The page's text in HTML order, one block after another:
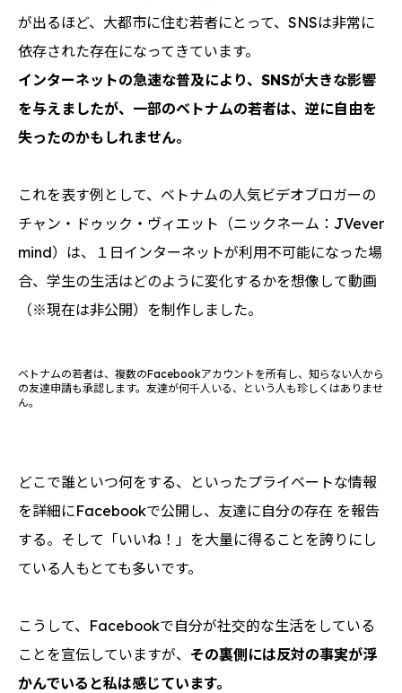
が出るほど、大都市に住む若者にとって、SNSは非常に
依存された存在になってきています。
インターネットの急速な普及により、SNSが大きな影響
を与えましたが、一部のベトナムの若者は、逆に自由を
失ったのかもしれません。
これを表す例として、ベトナムの人気ビデオブロガーの
チャン・ドゥック・ヴィエット（ニックネーム：JVever
mind）は、１日インターネットが利用不可能になった場
合、学生の生活はどのように変化するかを想像して動画
（※現在は非公開）を制作しました。
ベトナムの若者は、複数のFacebookアカウントを所有し、知らない人から
の友達申請も承認します。友達が何千人いる、という人も珍しくはありませ
ん。
どこで誰といつ何をする、といったプライベートな情報
を詳細にFacebookで公開し、友達に自分の存在 を報告
する。そして「いいね！」を大量に得ることを誇りにし
ている人もとても多いです。
こうして、Facebookで自分が社交的な生活をしている
ことを宣伝していますが、 その裏側には反対の事実が浮
かんでいると私は感じています。